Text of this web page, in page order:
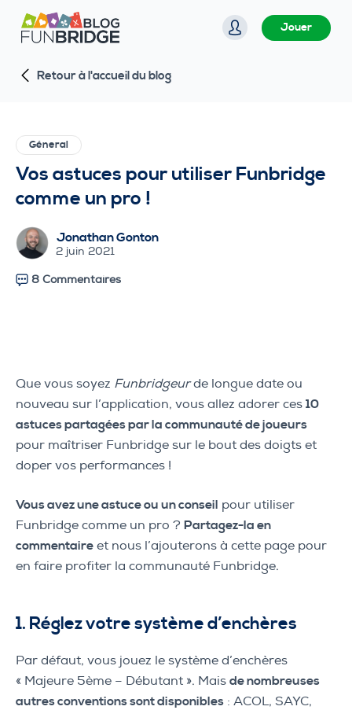
P
a
s
a
c
o
t
n
Jouer
Retour à l'accueil du blog
Géneral
Vos astuces pour utiliser Funbridge
comme un pro !
Jonathan Gonton
2 juin 2021
8 Commentaires
Que vous soyez Funbridgeurde longue date ou
nouveau sur l’application, vous allez adorer ces 10
astuces partagées par la communauté de joueurs
pour maîtriser Funbridge sur le bout des doigts et
doper vos performances !
Vous avez une astuce ou un conseil pour utiliser
Funbridge comme un pro ? Partagez-la en
commentaire et nous l’ajouterons à cette page pour
en faire profiter la communauté Funbridge.
1. Réglez votre système d’enchères
Par défaut, vous jouez le système d’enchères
« Majeure 5ème – Débutant ». Mais de nombreuses
autres conventions sont disponibles : ACOL, SAYC,